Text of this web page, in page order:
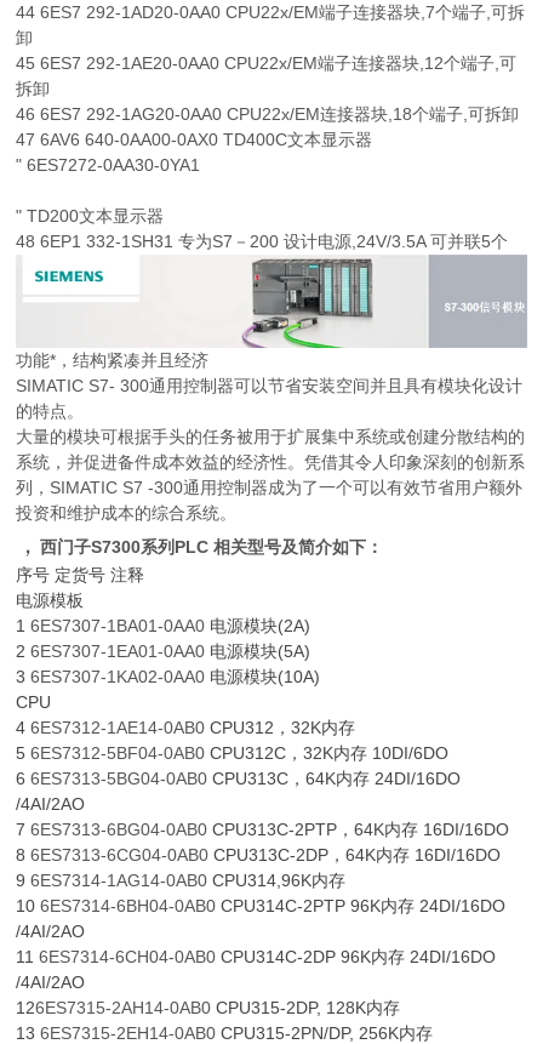
44 6ES7 292-1AD20-0AA0 CPU22x/EM端子连接器块,7个端子,可拆
卸
45 6ES7 292-1AE20-0AA0 CPU22x/EM端子连接器块,12个端子,可
拆卸
46 6ES7 292-1AG20-0AA0 CPU22x/EM连接器块,18个端子,可拆卸
47 6AV6 640-0AA00-0AX0 TD400C文本显示器
" 6ES7272-0AA30-0YA1
" TD200文本显示器
48 6EP1 332-1SH31 专为S7－200 设计电源,24V/3.5A 可并联5个
功能*，结构紧凑并且经济
SIMATIC S7- 300通用控制器可以节省安装空间并且具有模块化设计
的特点。
大量的模块可根据手头的任务被用于扩展集中系统或创建分散结构的
系统，并促进备件成本效益的经济性。凭借其令人印象深刻的创新系
列，SIMATIC S7 -300通用控制器成为了一个可以有效节省用户额外
投资和维护成本的综合系统。
，西门子S7300系列PLC 相关型号及简介如下：
序号 定货号 注释
电源模板
16ES7307-1BA01-0AA0 电源模块(2A)
26ES7307-1EA01-0AA0 电源模块(5A)
36ES7307-1KA02-0AA0 电源模块(10A)
CPU
46ES7312-1AE14-0AB0 CPU312，32K内存
56ES7312-5BF04-0AB0 CPU312C，32K内存 10DI/6DO
66ES7313-5BG04-0AB0 CPU313C，64K内存 24DI/16DO
/4AI/2AO
76ES7313-6BG04-0AB0 CPU313C-2PTP，64K内存 16DI/16DO
86ES7313-6CG04-0AB0 CPU313C-2DP，64K内存 16DI/16DO
96ES7314-1AG14-0AB0 CPU314,96K内存
106ES7314-6BH04-0AB0 CPU314C-2PTP 96K内存 24DI/16DO
/4AI/2AO
116ES7314-6CH04-0AB0 CPU314C-2DP 96K内存 24DI/16DO
/4AI/2AO
126ES7315-2AH14-0AB0 CPU315-2DP, 128K内存
136ES7315-2EH14-0AB0 CPU315-2PN/DP, 256K内存